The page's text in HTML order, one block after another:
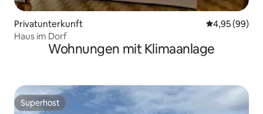
Privatunterkunft
4,95 (99)
Haus im Dorf
Wohnungen mit Klimaanlage
Superhost
Superhost